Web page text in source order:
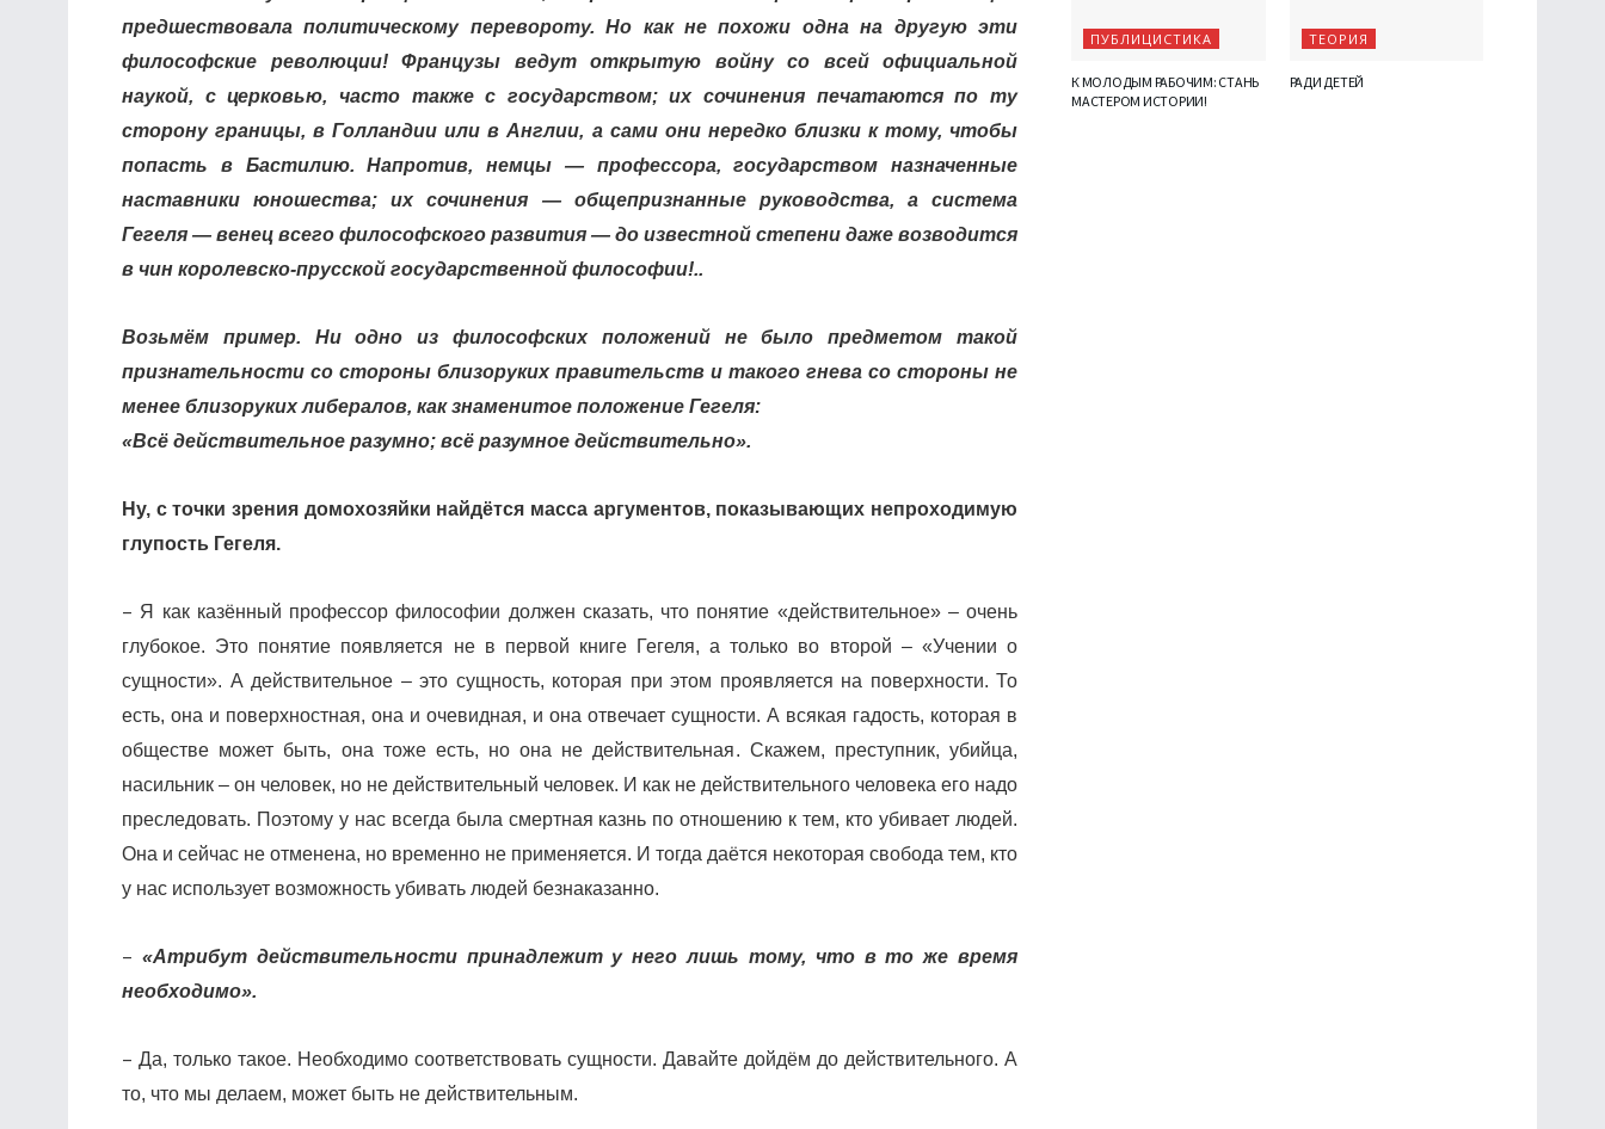
предшествовала политическому перевороту. Но как не похожи одна на другую эти
философские революции! Французы ведут открытую войну со всей официальной
наукой, с церковью, часто также с государством; их сочинения печатаются по ту
сторону границы, в Голландии или в Англии, а сами они нередко близки к тому, чтобы
попасть в Бастилию. Напротив, немцы — профессора, государством назначенные
наставники юношества; их сочинения — общепризнанные руководства, а система
Гегеля — венец всего философского развития — до известной степени даже возводится
в чин королевско-прусской государственной философии!..
Возьмём пример. Ни одно из философских положений не было предметом такой
признательности со стороны близоруких правительств и такого гнева со стороны не
менее близоруких либералов, как знаменитое положение Гегеля:
«Всё действительное разумно; всё разумное действительно».
Ну, с точки зрения домохозяйки найдётся масса аргументов, показывающих непроходимую
глупость Гегеля.
– Я как казённый профессор философии должен сказать, что понятие «действительное» – очень
глубокое. Это понятие появляется не в первой книге Гегеля, а только во второй – «Учении о
сущности». А действительное – это сущность, которая при этом проявляется на поверхности. То
есть, она и поверхностная, она и очевидная, и она отвечает сущности. А всякая гадость, которая в
обществе может быть, она тоже есть, но она не действительная. Скажем, преступник, убийца,
насильник – он человек, но не действительный человек. И как не действительного человека его надо
преследовать. Поэтому у нас всегда была смертная казнь по отношению к тем, кто убивает людей.
Она и сейчас не отменена, но временно не применяется. И тогда даётся некоторая свобода тем, кто
у нас использует возможность убивать людей безнаказанно.
– «Атрибут действительности принадлежит у него лишь тому, что в то же время
необходимо».
– Да, только такое. Необходимо соответствовать сущности. Давайте дойдём до действительного. А
то, что мы делаем, может быть не действительным.
ПУБЛИЦИСТИКА
К МОЛОДЫМ РАБОЧИМ: СТАНЬ
МАСТЕРОМ ИСТОРИИ!
ТЕОРИЯ
РАДИ ДЕТЕЙ